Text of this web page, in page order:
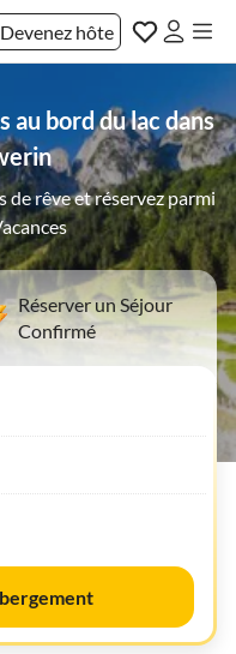
Devenez hôte
au bord du lac dans
de rêve et réservez parmi
Réserver un Séjour
Confirmé